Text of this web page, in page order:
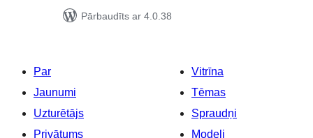
Pārbaudīts ar 4.0.38
Par
Jaunumi
Uzturētājs
Privātums
Vitrīna
Tēmas
Spraudņi
Modeļi